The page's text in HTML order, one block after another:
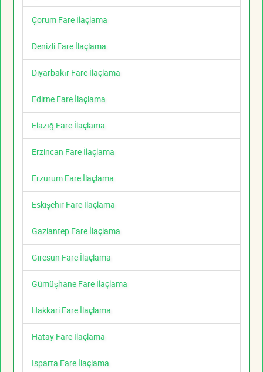
Çorum Fare İlaçlama
Denizli Fare İlaçlama
Diyarbakır Fare İlaçlama
Edirne Fare İlaçlama
Elazığ Fare İlaçlama
Erzincan Fare İlaçlama
Erzurum Fare İlaçlama
Eskişehir Fare İlaçlama
Gaziantep Fare İlaçlama
Giresun Fare İlaçlama
Gümüşhane Fare İlaçlama
Hakkari Fare İlaçlama
Hatay Fare İlaçlama
Isparta Fare İlaçlama